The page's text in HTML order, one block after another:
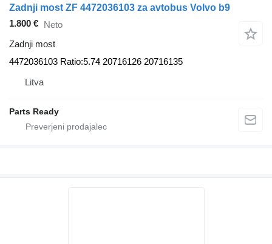
Zadnji most ZF 4472036103 za avtobus Volvo b9
1.800 € Neto
Zadnji most
4472036103 Ratio:5.74 20716126 20716135
Litva
Parts Ready